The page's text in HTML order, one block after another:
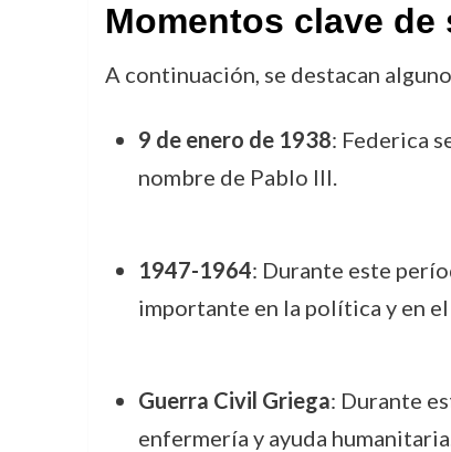
Momentos clave de
A continuación, se destacan
9 de enero de 1938: Federica
nombre de Pablo III.
1947-1964: Durante este
importante en la política y en
Guerra Civil Griega: Durante
enfermería y ayuda